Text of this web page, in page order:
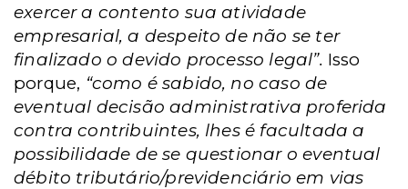
exercer a contento sua atividade
empresarial, a despeito de não se ter
finalizado o devido processo legal”. Isso
porque, “como é sabido, no caso de
eventual decisão administrativa proferida
contra contribuintes, lhes é facultada a
possibilidade de se questionar o eventual
débito tributário/previdenciário em vias